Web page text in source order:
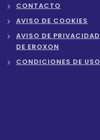
CONTACTO
AVISO DE COOKIES
AVISO DE PRIVACIDAD
DE EROXON
CONDICIONES DE USO